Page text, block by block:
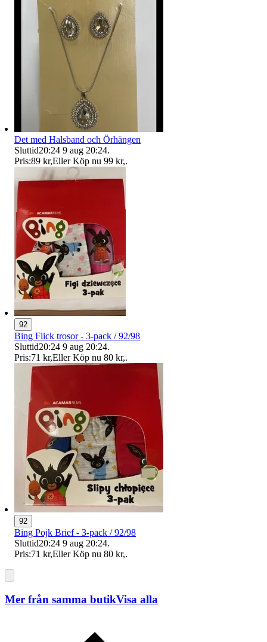
Det med Halsband och Örhängen
Sluttid20:24 9 aug 20:24.
Pris:89 kr,Eller Köp nu 99 kr,.
92
Bing Flick trosor - 3-pack / 92/98
Sluttid20:24 9 aug 20:24.
Pris:71 kr,Eller Köp nu 80 kr,.
92
Bing Pojk Brief - 3-pack / 92/98
Sluttid20:24 9 aug 20:24.
Pris:71 kr,Eller Köp nu 80 kr,.
Mer från samma butikVisa alla